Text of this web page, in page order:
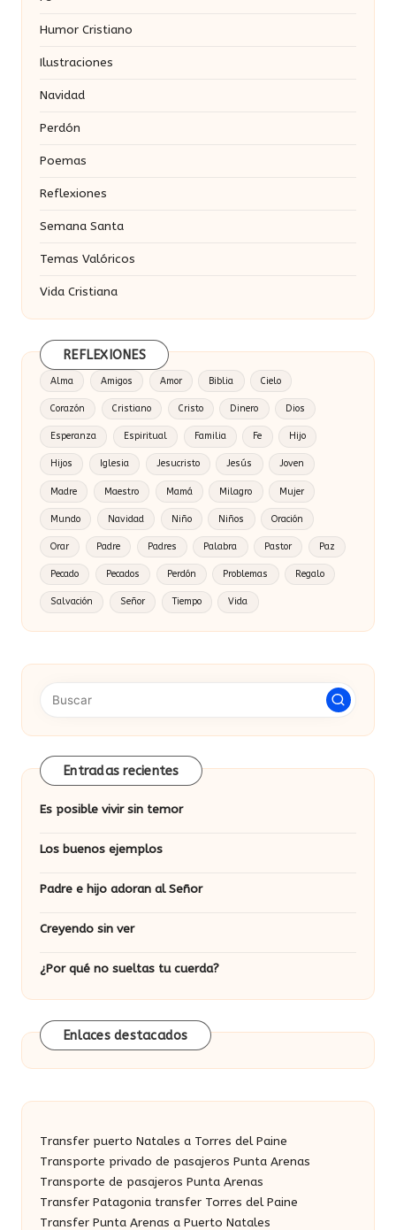
Humor Cristiano
Ilustraciones
Navidad
Perdón
Poemas
Reflexiones
Semana Santa
Temas Valóricos
Vida Cristiana
REFLEXIONES
Alma Amigos Amor Biblia Cielo
Corazón Cristiano Cristo Dinero Dios
Esperanza Espiritual Familia Fe Hijo
Hijos Iglesia Jesucristo Jesús Joven
Madre Maestro Mamá Milagro Mujer
Mundo Navidad Niño Niños Oración
Orar Padre Padres Palabra Pastor Paz
Pecado Pecados Perdón Problemas Regalo
Salvación Señor Tiempo Vida
Entradas recientes
Es posible vivir sin temor
Los buenos ejemplos
Padre e hijo adoran al Señor
Creyendo sin ver
¿Por qué no sueltas tu cuerda?
Enlaces destacados
Transfer puerto Natales a Torres del Paine
Transporte privado de pasajeros Punta Arenas
Transporte de pasajeros Punta Arenas
Transfer Patagonia transfer Torres del Paine
Transfer Punta Arenas a Puerto Natales